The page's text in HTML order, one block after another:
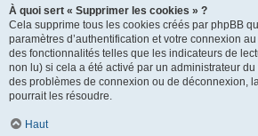
À quoi sert « Supprimer les cookies » ?
Cela supprime tous les cookies créés par phpBB
paramètres d’authentification et votre connexion
des fonctionnalités telles que les indicateurs de
non lu) si cela a été activé par un administrateur
des problèmes de connexion ou de déconnexion,
pourrait les résoudre.
Haut